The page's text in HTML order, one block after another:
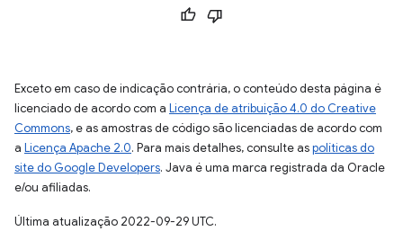
Exceto em caso de indicação contrária, o conteúdo desta página é
licenciado de acordo com a Licença de atribuição 4.0 do Creative
Commons, e as amostras de código são licenciadas de acordo com
a Licença Apache 2.0. Para mais detalhes, consulte aspolíticas do
site do Google Developers. Java é uma marca registrada da Oracle
e/ou afiliadas.
Última atualização 2022-09-29 UTC.